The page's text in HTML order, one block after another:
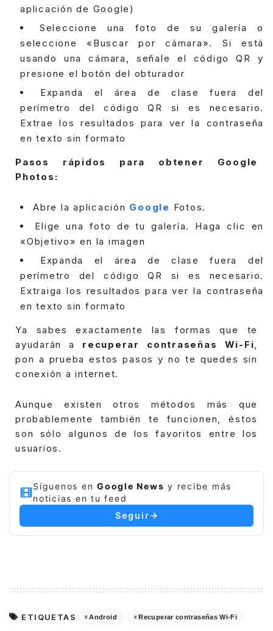
aplicación de Google)
Seleccione una foto de su galería o
seleccione «Buscar por cámara». Si está
usando una cámara, señale el código QR y
presione el botón del obturador
Expanda el área de clase fuera del
perímetro del código QR si es necesario.
Extrae los resultados para ver la contraseña
en texto sin formato
Pasos rápidos para obtener Google
Photos:
Abre la aplicación Google Fotos.
Elige una foto de tu galería. Haga clic en
«Objetivo» en la imagen
Expanda el área de clase fuera del
perímetro del código QR si es necesario.
Extraiga los resultados para ver la contraseña
en texto sin formato
Ya sabes exactamente las formas que te
ayudarán a recuperar contraseñas Wi-Fi,
pon a prueba estos pasos y no te quedes sin
conexión a internet.
Aunque existen otros métodos más que
probablemente también te funcionen, éstos
son sólo algunos de los favoritos entre los
usuarios.
Síguenos en Google News y recibe más
noticias en tu feed
Seguir
ETIQUETAS Android Recuperar contraseñas Wi-Fi